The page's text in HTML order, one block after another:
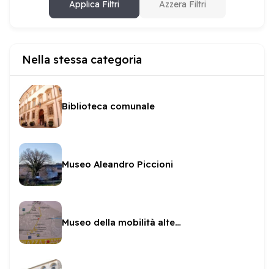
Applica Filtri Azzera Filtri
Nella stessa categoria
Biblioteca comunale
Museo Aleandro Piccioni
Museo della mobilità alternativa